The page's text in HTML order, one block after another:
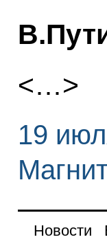
<…>
19
Новости